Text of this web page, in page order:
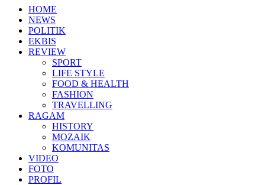
HOME
NEWS
POLITIK
EKBIS
REVIEW
SPORT
LIFE STYLE
FOOD & HEALTH
FASHION
TRAVELLING
RAGAM
HISTORY
MOZAIK
KOMUNITAS
VIDEO
FOTO
PROFIL